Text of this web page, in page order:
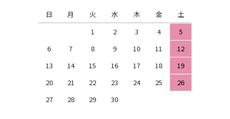
日 月 火 水 木 金
土
1
2 3 4
5
6
7 8 9 10 11
12
13
14 15 16 17 18
19
20
21 22 23 24 25
26
27
28 29 30